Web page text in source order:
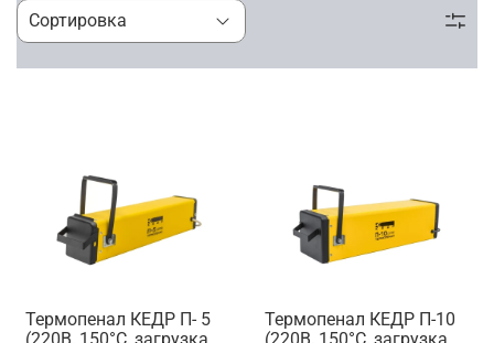
Термопенал КЕДР П- 5
Термопенал КЕДР П-10